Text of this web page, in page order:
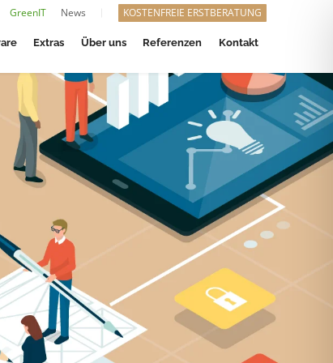
GreenIT News KOSTENFREIE ERSTBERATUNG
Extras Über uns Referenzen Kontakt